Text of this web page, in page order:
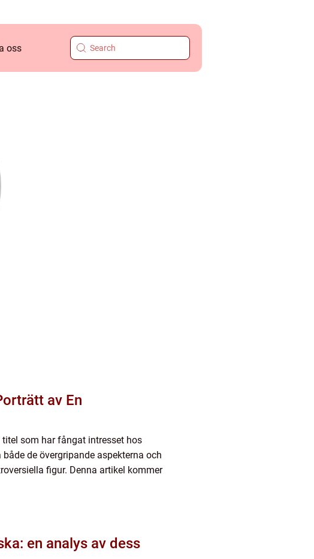
oss
av En
som har fångat intresset hos
de övergripande aspekterna och
figur. Denna artikel kommer
en analys av dess